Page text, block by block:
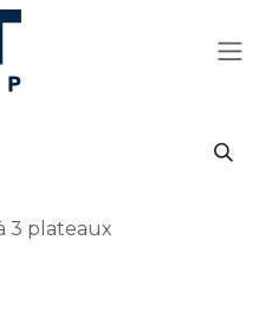
3 plateaux